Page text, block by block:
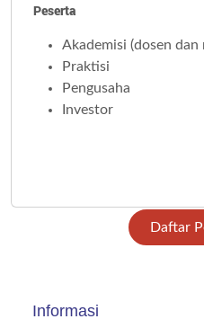
Peserta
Akademisi (dosen dan
Praktisi
Pengusaha
Investor
Daftar
Informasi